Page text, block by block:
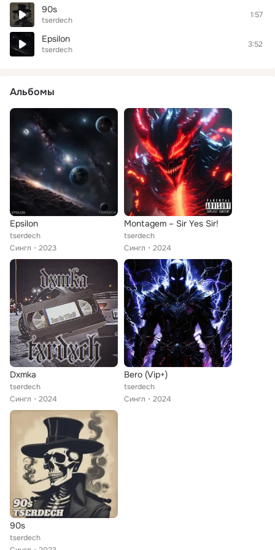
90s
tserdech
1:57
Epsilon
tserdech
3:52
Альбомы
Epsilon
tserdech
Сингл
2023
Montagem – Sir Yes Sir!
tserdech
Сингл
2024
Dxmka
tserdech
Сингл
2024
Bero (Vip+)
tserdech
Сингл
2024
90s
tserdech